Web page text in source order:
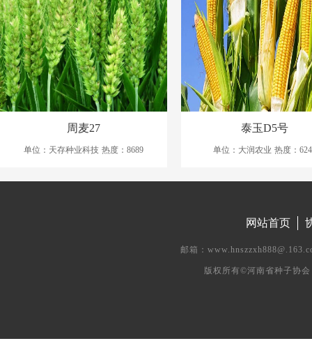
周麦27
单位：天存种业科技 热度：8689
泰玉D5号
单位：大润农业 热度：
网站首页
邮箱：
版权所有©河南省种子协